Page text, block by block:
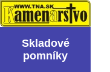
Skladové
pomní­ky